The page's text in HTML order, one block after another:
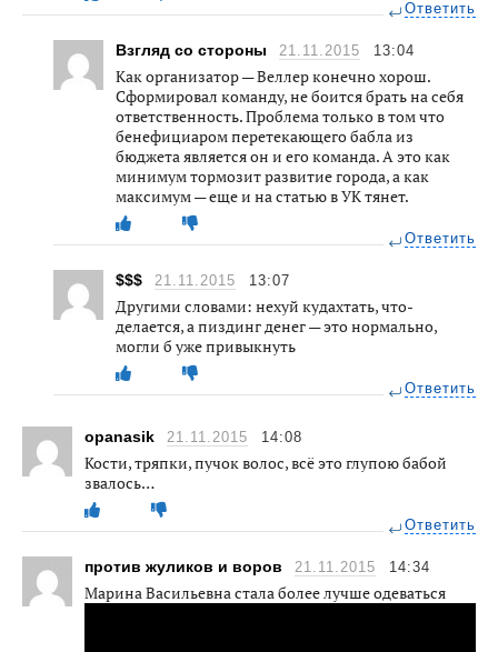
Ответить
Взгляд со стороны 21.11.2015 13:04
Как организатор — Веллер конечно хорош.
Сформировал команду, не боится брать на себя
ответственность. Проблема только в том что
бенефициаром перетекающего бабла из
бюджета является он и его команда. А это как
минимум тормозит развитие города, а как
максимум — еще и на статью в УК тянет.
Ответить
$$$ 21.11.2015 13:07
Другими словами: нехуй кудахтать, что-
делается, а пиздинг денег — это нормально,
могли б уже привыкнуть
Ответить
opanasik 21.11.2015 14:08
Кости, тряпки, пучок волос, всё это глупою бабой
звалось…
Ответить
против жуликов и воров 21.11.2015 14:34
Марина Васильевна стала более лучше одеваться